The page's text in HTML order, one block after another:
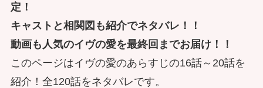
定！
キャストと相関図も紹介でネタバレ！！
動画も人気のイヴの愛を最終回までお届け！！
このページはイヴの愛のあらすじの16話～20話を
紹介！全120話をネタバレです。